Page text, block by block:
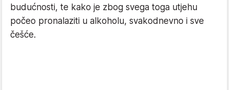
budućnosti, te kako je zbog svega toga utjehu
počeo pronalaziti u alkoholu, svakodnevno i sve
češće.